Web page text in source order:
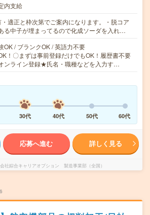
内支給
適正と枠次第でご案内になります。・脱コア
る中子が埋まってるので化成ソーダを入れ…
OK / ブランクOK / 英語力不要
！〇まずは事前登録だけでもOK！履歴書不要
ンライン登録★氏名・職種などを入力す…
30代 40代 50代 60代
応募へ進む 詳しく見る
社綜合キャリアオプション 製造事業部（全国）